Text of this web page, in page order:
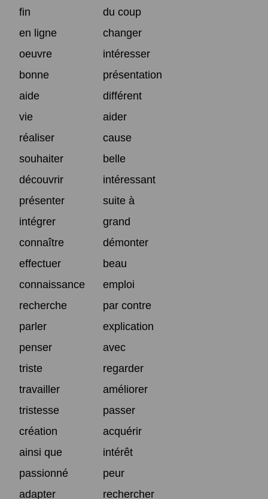
fin
du coup
en ligne
changer
oeuvre
intéresser
bonne
présentation
aide
différent
vie
aider
réaliser
cause
souhaiter
belle
découvrir
intéressant
présenter
suite à
intégrer
grand
connaître
démonter
effectuer
beau
connaissance
emploi
recherche
par contre
parler
explication
penser
avec
triste
regarder
travailler
améliorer
tristesse
passer
création
acquérir
ainsi que
intérêt
passionné
peur
adapter
rechercher